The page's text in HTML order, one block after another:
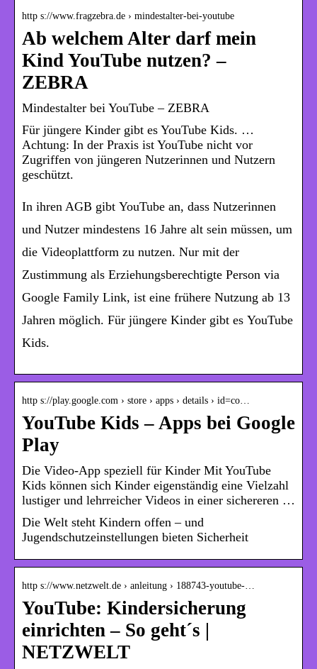
http s://www.fragzebra.de › mindestalter-bei-youtube
Ab welchem Alter darf mein
Kind YouTube nutzen? –
ZEBRA
Mindestalter bei YouTube – ZEBRA
Für jüngere Kinder gibt es YouTube Kids. …
Achtung: In der Praxis ist YouTube nicht vor
Zugriffen von jüngeren Nutzerinnen und Nutzern
geschützt.
In ihren AGB gibt YouTube an, dass Nutzerinnen
und Nutzer mindestens 16 Jahre alt sein müssen, um
die Videoplattform zu nutzen. Nur mit der
Zustimmung als Erziehungsberechtigte Person via
Google Family Link, ist eine frühere Nutzung ab 13
Jahren möglich. Für jüngere Kinder gibt es YouTube
Kids.
http s://play.google.com › store › apps › details › id=co…
YouTube Kids – Apps bei Google
Play
Die Video-App speziell für Kinder Mit YouTube
Kids können sich Kinder eigenständig eine Vielzahl
lustiger und lehrreicher Videos in einer sichereren …
Die Welt steht Kindern offen – und
Jugendschutzeinstellungen bieten Sicherheit
http s://www.netzwelt.de › anleitung › 188743-youtube-…
YouTube: Kindersicherung
einrichten – So geht´s |
NETZWELT